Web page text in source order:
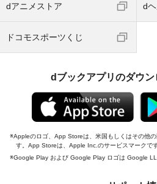
dアニメストア d
ドコモスポーツくじ
dブックアプリのダウン
Appleのロゴ、App Storeは、米国もしくはその他
す。App Storeは、Apple Inc.のサービスマークです
Google Play および Google Play ロゴは Google